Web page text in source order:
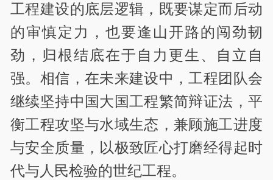
工程建设的底层逻辑，既要谋定而后动
的审慎定力，也要逢山开路的闯劲韧
劲，归根结底在于自力更生、自立自
强。相信，在未来建设中，工程团队会
继续坚持中国大国工程繁简辩证法，平
衡工程攻坚与水域生态，兼顾施工进度
与安全质量，以极致匠心打磨经得起时
代与人民检验的世纪工程。